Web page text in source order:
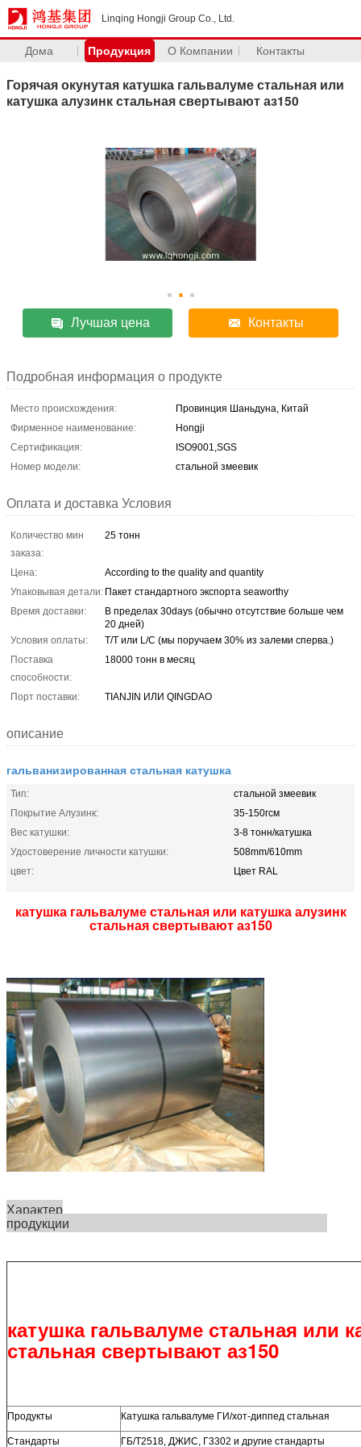
Linqing Hongji Group Co., Ltd.
Дома Продукция О Компании Контакты
Горячая окунутая катушка гальвалуме стальная или
катушка алузинк стальная свертывают аз150
Лучшая цена Контакты
Подробная информация о продукте
Место происхождения:
Провинция Шаньдуна, Китай
Фирменное наименование:
Hongji
Сертификация:
ISO9001,SGS
Номер модели:
стальной змеевик
Оплата и доставка Условия
Количество мин
заказа:
25 тонн
Цена:
According to the quality and quantity
Упаковывая детали: Пакет стандартного экспорта seaworthy
Время доставки:
В пределах 30days (обычно отсутствие больше чем
20 дней)
Условия оплаты:
T/T или L/C (мы поручаем 30% из залеми сперва.)
Поставка
способности:
18000 тонн в месяц
Порт поставки: TIANJIN ИЛИ QINGDAO
описание
гальванизированная стальная катушка
Тип:
стальной змеевик
Покрытие Алузинк:
35-150гсм
Вес катушки:
3-8 тонн/катушка
Удостоверение личности катушки:
508mm/610mm
цвет:
Цвет RAL
катушка гальвалуме стальная или катушка алузинк
стальная свертывают аз150
Характер
продукции
катушка гальвалуме стальная или
стальная свертывают аз150
Продукты Катушка гальвалуме ГИ/хот-диппед стальная
Стандарты ГБ/Т2518, ДЖИС, Г3302 и другие стандарты